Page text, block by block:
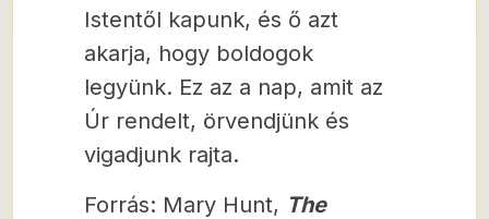
Istentől kapunk, és ő azt
akarja, hogy boldogok
legyünk. Ez az a nap, amit az
Úr rendelt, örvendjünk és
vigadjunk rajta.
Forrás: Mary Hunt, The